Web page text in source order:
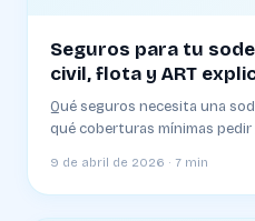
Seguros para tu
civil, flota y ART
Qué seguros necesita una
qué coberturas mínimas pedir
9 de abril de 2026 · 7 min